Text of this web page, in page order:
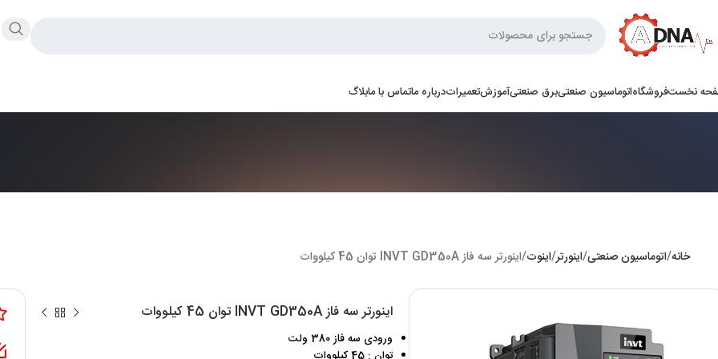
نخستفروشگاهاتوماسیون صنعتیبرق صنعتیآموزشتعمیراتدرباره ماتماس با مابلاگ
خانه اتوماسیون صنعتی اینورتر اینوت اینورتر سه فاز INVT GD350A توان 45 کیلووات
اینورتر سه فاز INVT GD350A توان 45 کیلووات
ورودی سه فاز 380 ولت
توان : 45 کیلووات